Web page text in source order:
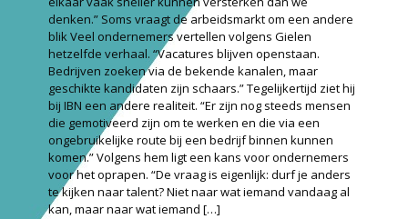
denken.” Soms vraagt de arbeidsmarkt om een andere
blik Veel ondernemers vertellen volgens Gielen
hetzelfde verhaal. “Vacatures blijven openstaan.
Bedrijven zoeken via de bekende kanalen, maar
geschikte kandidaten zijn schaars.” Tegelijkertijd ziet hij
bij IBN een andere realiteit. “Er zijn nog steeds mensen
die gemotiveerd zijn om te werken en die via een
ongebruikelijke route bij een bedrijf binnen kunnen
komen.” Volgens hem ligt een kans voor ondernemers
voor het oprapen. “De vraag is eigenlijk: durf je anders
te kijken naar talent? Niet naar wat iemand vandaag al
kan, maar naar wat iemand […]